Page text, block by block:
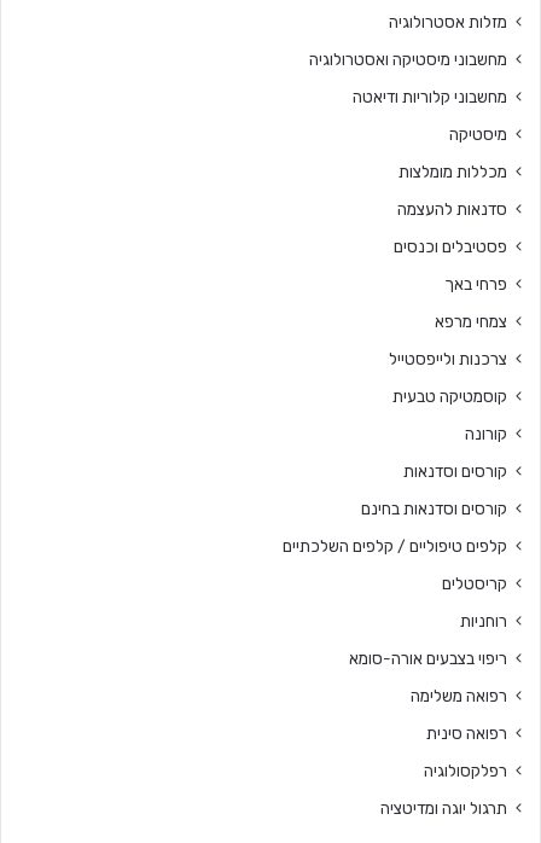
מזלות אסטרולוגיה
מחשבוני מיסטיקה ואסטרולוגיה
מחשבוני קלוריות ודיאטה
מיסטיקה
מכללות מומלצות
סדנאות להעצמה
פסטיבלים וכנסים
פרחי באך
צמחי מרפא
צרכנות ולייפסטייל
קוסמטיקה טבעית
קורונה
קורסים וסדנאות
קורסים וסדנאות בחינם
קלפים טיפוליים / קלפים השלכתיים
קריסטלים
רוחניות
ריפוי בצבעים אורה-סומא
רפואה משלימה
רפואה סינית
רפלקסולוגיה
תרגול יוגה ומדיטציה